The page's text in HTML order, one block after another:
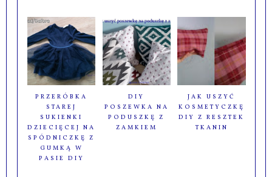
PRZERÓBKA
STAREJ
SUKIENKI
DZIECIĘCEJ NA
SPÓDNICZKĘ Z
GUMKĄ W
PASIE DIY
DIY
POSZEWKA NA
PODUSZKĘ Z
ZAMKIEM
JAK USZYĆ
KOSMETYCZKĘ
DIY Z RESZTEK
TKANIN